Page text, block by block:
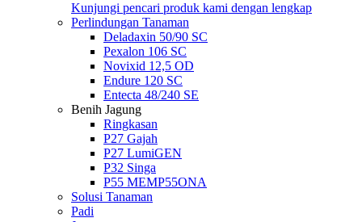
Kunjungi pencari produk kami dengan lengkap
Perlindungan Tanaman
Deladaxin 50/90 SC
Pexalon 106 SC
Novixid 12,5 OD
Endure 120 SC
Entecta 48/240 SE
Benih Jagung
Ringkasan
P27 Gajah
P27 LumiGEN
P32 Singa
P55 MEMP55ONA
Solusi Tanaman
Padi